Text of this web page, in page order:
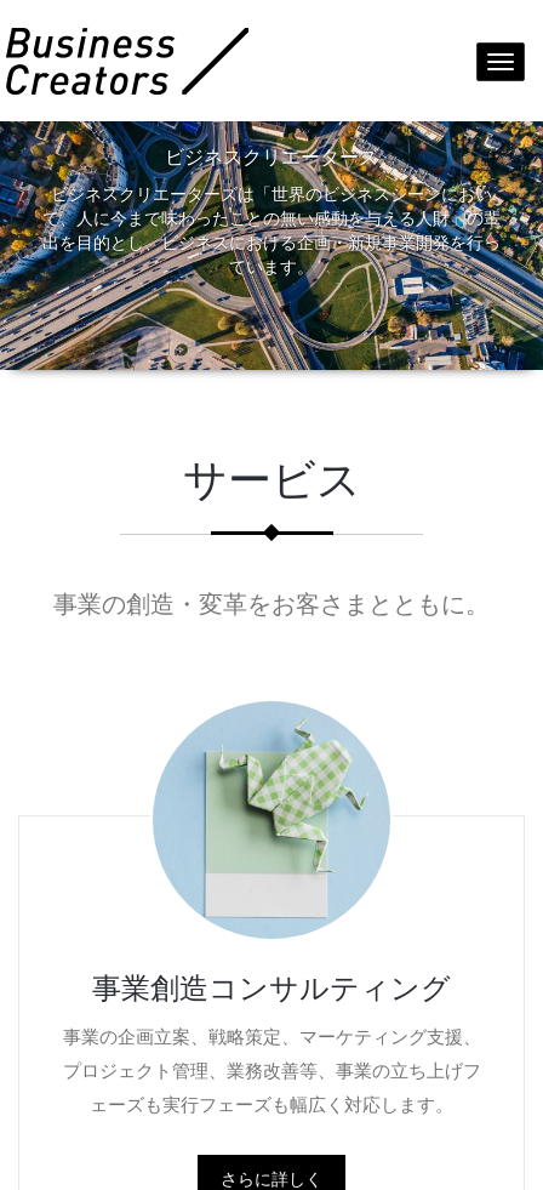
ビジネスクリエーターズ
ビジネスクリエーターズは「世界のビジネスシーンにおい
て、人に今まで味わったことの無い感動を与える人財」の輩
出を目的とし、ビジネスにおける企画・新規事業開発を行っ
ています。
サービス
事業の創造・変革をお客さまとともに。
事業創造コンサルティング
事業の企画立案、戦略策定、マーケティング支援、
プロジェクト管理、業務改善等、事業の立ち上げフ
ェーズも実行フェーズも幅広く対応します。
さらに詳しく